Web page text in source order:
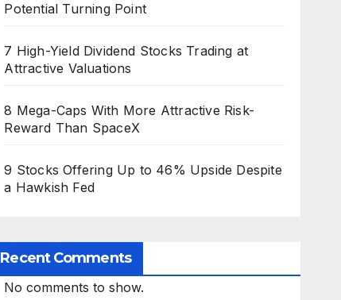
Potential Turning Point
7 High-Yield Dividend Stocks Trading at
Attractive Valuations
8 Mega-Caps With More Attractive Risk-
Reward Than SpaceX
9 Stocks Offering Up to 46% Upside Despite
a Hawkish Fed
Recent Comments
No comments to show.